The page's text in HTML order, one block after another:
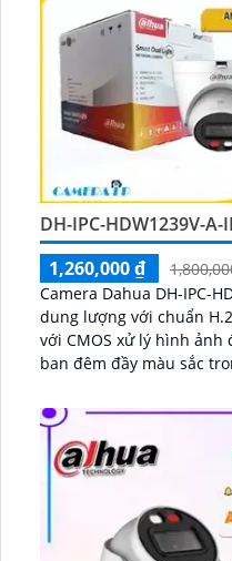
DH-IPC-HDW1239V-
1,260,000 ₫
Camera Dahua DH-IPC-
dung lượng với chuẩn
với CMOS xử lý hình
ban đêm đầy màu sắc